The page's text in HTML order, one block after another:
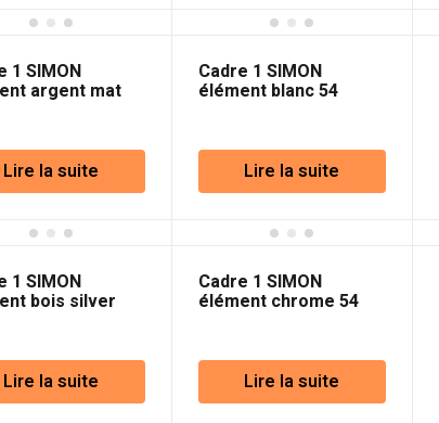
1 SIMON
argent mat
Lire la suite
Cadre 1 SIMON
élément blanc 54
Lire la suite
1 SIMON
bois silver
Lire la suite
Cadre 1 SIMON
élément chrome 54
Lire la suite